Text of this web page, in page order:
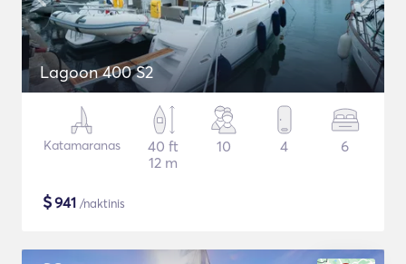
Lagoon 400 S2
Katamaranas
40 ft
12 m
10 4 6
$941 /naktinis